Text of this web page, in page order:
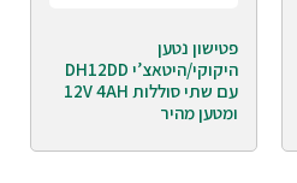
פטישון נטען
היקוקי/היטאצ’י DH12DD
עם שתי סוללות 12V 4AH
ומטען מהיר